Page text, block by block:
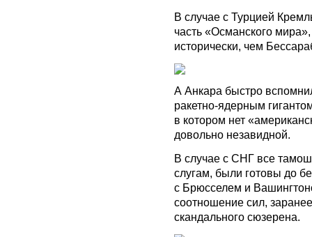
В случае с Турцией
часть «Османского
исторически, чем
А Анкара быстро
ракетно-ядерным
в котором нет
довольно незавидной.
В случае с СНГ все
слугам, были готовы до
с Брюсселем и
соотношение сил,
скандального сюзерена.